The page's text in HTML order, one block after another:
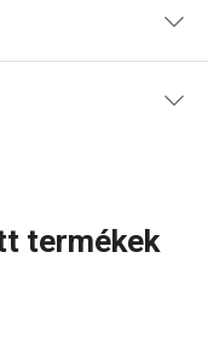
információk
Ez a modern
termékek